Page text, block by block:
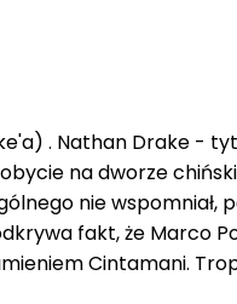
. Nathan Drake -
na dworze
nie wspomniał,
fakt, że Marco
Cintamani.